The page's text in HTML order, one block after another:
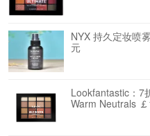
NYX 持久定妆喷
元
Lookfantastic：7
Warm Neutrals ￡